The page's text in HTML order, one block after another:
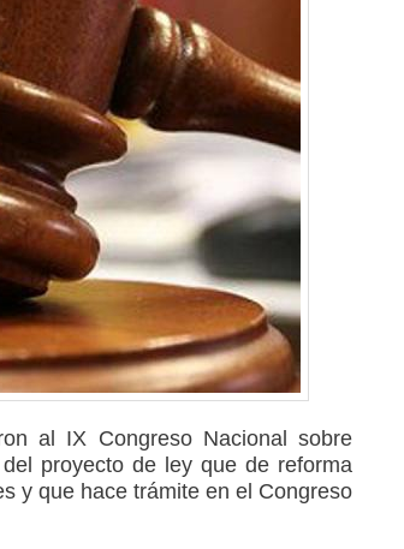
al IX Congreso Nacional sobre
proyecto de ley que de reforma
y que hace trámite en el Congreso